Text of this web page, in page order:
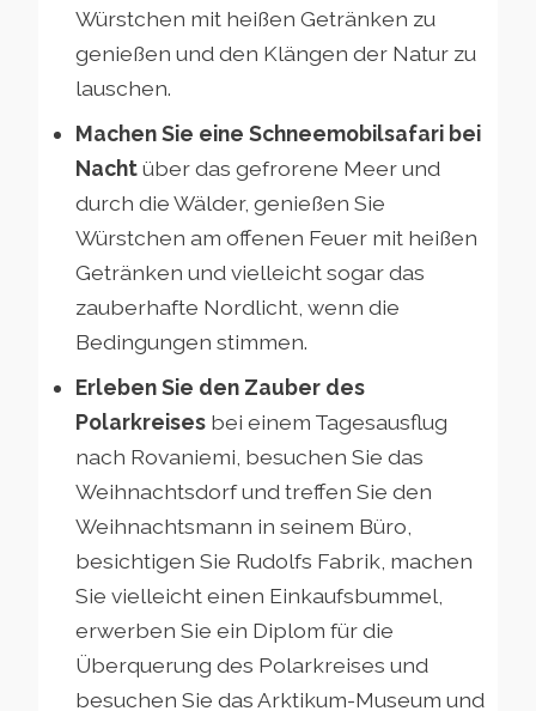
Würstchen mit heißen Getränken zu
genießen und den Klängen der Natur zu
lauschen.
Machen Sie eine Schneemobilsafari bei
Nachtüber das gefrorene Meer und
durch die Wälder, genießen Sie
Würstchen am offenen Feuer mit heißen
Getränken und vielleicht sogar das
zauberhafte Nordlicht, wenn die
Bedingungen stimmen.
Erleben Sie den Zauber des
Polarkreises bei einem Tagesausflug
nach Rovaniemi, besuchen Sie das
Weihnachtsdorf und treffen Sie den
Weihnachtsmann in seinem Büro,
besichtigen Sie Rudolfs Fabrik, machen
Sie vielleicht einen Einkaufsbummel,
erwerben Sie ein Diplom für die
Überquerung des Polarkreises und
besuchen Sie das Arktikum-Museum und